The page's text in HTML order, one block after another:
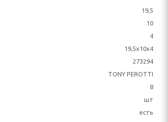
19,5
10
4
19,5x10x4
273294
TONY PEROTTI
8
шт
есть